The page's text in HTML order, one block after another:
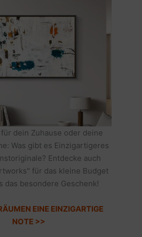
dein Zuhause oder deine
Was gibt es Einzigartigeres
Entdecke auch
für das kleine Budget
das besondere Geschenk!
EINE EINZIGARTIGE
NOTE >>